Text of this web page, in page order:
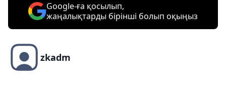
Google-ға қосылып,
жаңалықтарды бірінші болып оқыңыз
zkadm